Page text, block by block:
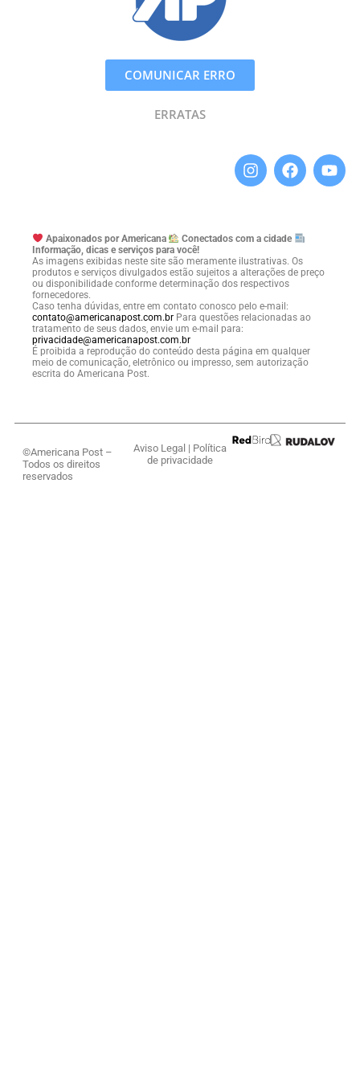
COMUNICAR ERRO
ERRATAS
Apaixonados por Americana
Conectados com a cidade
Informação, dicas e serviços para você!
As imagens exibidas neste site são meramente ilustrativas. Os
produtos e serviços divulgados estão sujeitos a alterações de preço
ou disponibilidade conforme determinação dos respectivos
fornecedores.
Caso tenha dúvidas, entre em contato conosco pelo e-mail:
contato@americanapost.com.br Para questões relacionadas ao
tratamento de seus dados, envie um e-mail para:
privacidade@americanapost.com.br
É proibida a reprodução do conteúdo desta página em qualquer
meio de comunicação, eletrônico ou impresso, sem autorização
escrita do Americana Post.
©Americana Post –
Todos os direitos
reservados
Aviso Legal | Política
de privacidade